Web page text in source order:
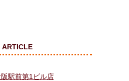
ARTICLE
駅前第1ビル店